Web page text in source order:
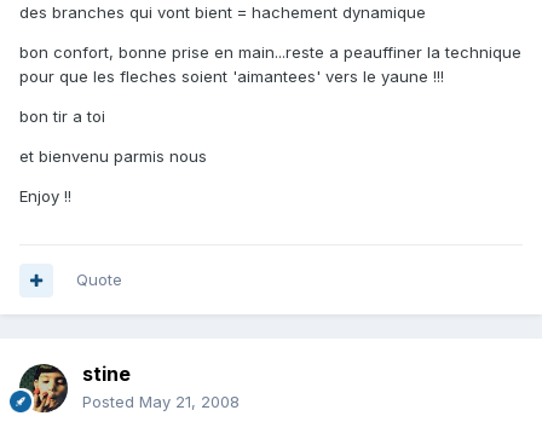
des branches qui vont bient = hachement dynamique
bon confort, bonne prise en main...reste a peauffiner la technique
pour que les fleches soient 'aimantees' vers le yaune !!!
bon tir a toi
et bienvenu parmis nous
Enjoy !!
Quote
stine
Posted May 21, 2008